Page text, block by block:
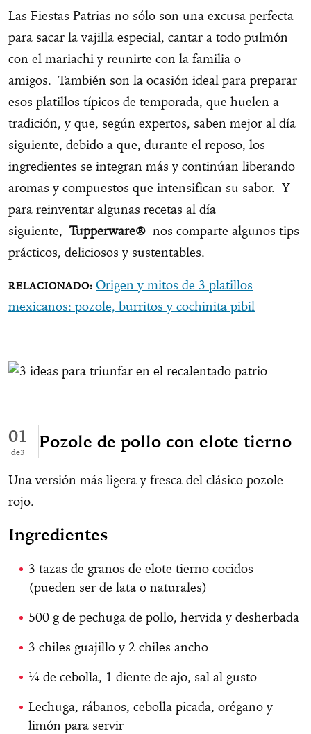
Las Fiestas Patrias no sólo son una excusa perfecta
para sacar la vajilla especial, cantar a todo pulmón
con el mariachi y reunirte con la familia o
amigos. También son la ocasión ideal para preparar
esos platillos típicos de temporada, que huelen a
tradición, y que, según expertos, saben mejor al día
siguiente, debido a que, durante el reposo, los
ingredientes se integran más y continúan liberando
aromas y compuestos que intensifican su sabor. Y
para reinventar algunas recetas al día
siguiente,Tupperware® nos comparte algunos tips
prácticos, deliciosos y sustentables.
Origen y mitos de 3 platillos
mexicanos: pozole, burritos y cochinita pibil
01
3
Pozole de pollo con elote tierno
Una versión más ligera y fresca del clásico pozole
rojo.
Ingredientes
3 tazas de granos de elote tierno cocidos
(pueden ser de lata o naturales)
500 g de pechuga de pollo, hervida y desherbada
3 chiles guajillo y 2 chiles ancho
¼ de cebolla, 1 diente de ajo, sal al gusto
Lechuga, rábanos, cebolla picada, orégano y
limón para servir